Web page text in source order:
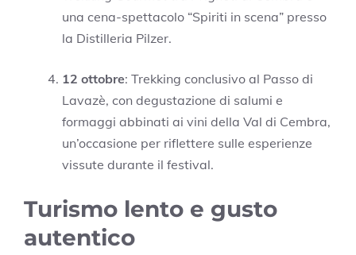
una cena-spettacolo “Spiriti in scena” presso
la Distilleria Pilzer.
12 ottobre: Trekking conclusivo al Passo di
Lavazè, con degustazione di salumi e
formaggi abbinati ai vini della Val di Cembra,
un’occasione per riflettere sulle esperienze
vissute durante il festival.
Turismo lento e gusto
autentico